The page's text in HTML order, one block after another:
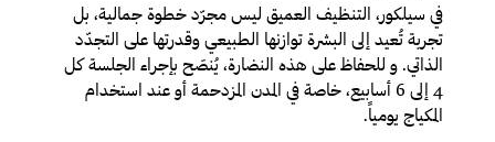
في سيلكور، التنظيف العميق ليس مجرّد خطوة جمالية، بل
تجربة تُعيد إلى البشرة توازنها الطبيعي وقدرتها على التجدّد
الذاتي. و للحفاظ على هذه النضارة، يُنصَح بإجراء الجلسة كل
4 إلى 6 أسابيع، خاصة في المدن المزدحمة أو عند استخدام
المكياج يومياً.